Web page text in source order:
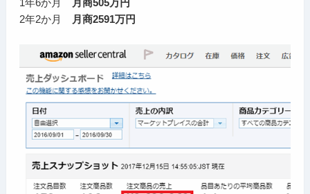
1年6か月
月商505万円
2年2か月
月商2591万円